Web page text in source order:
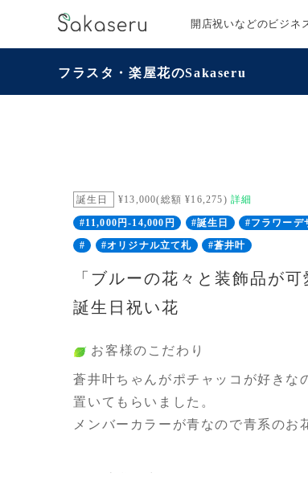
開店祝いなどのビジネ
フラスタ・楽屋花のSakaseru
誕生日 ¥13,000(総額 ¥16,275) 詳細
#11,000円-14,000円 #誕生日 #フラワーデ
#
#オリジナル立て札 #蒼井叶
「ブルーの花々と装飾品が
誕生日祝い花
お客様のこだわり
蒼井叶ちゃんがポチャッコが好きな
置いてもらいました。
メンバーカラーが青なので青系のお